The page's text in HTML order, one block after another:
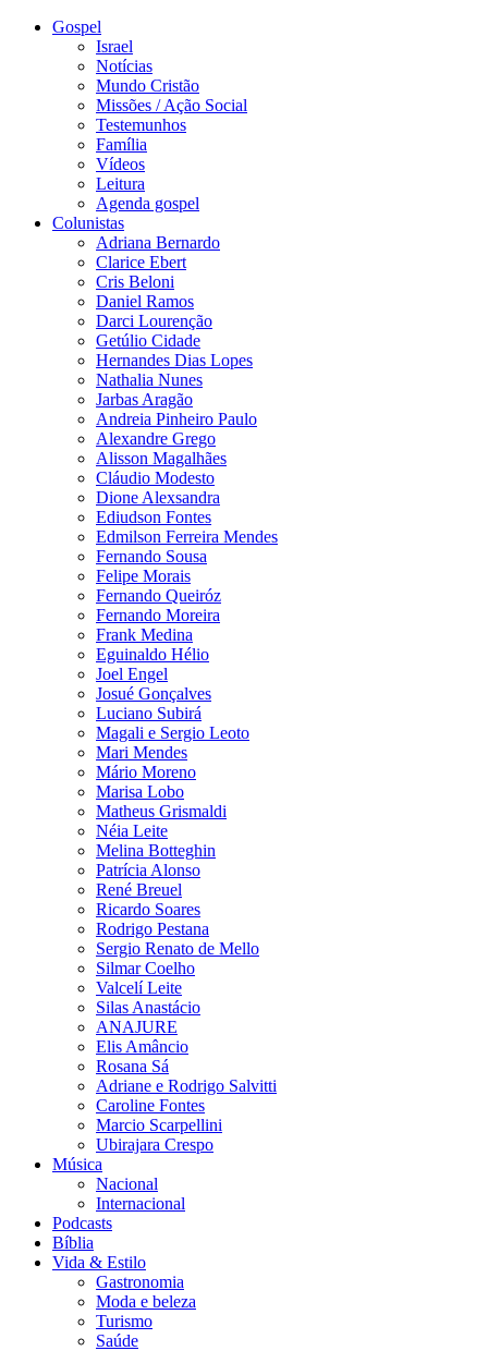
Gospel
Israel
Notícias
Mundo Cristão
Missões / Ação Social
Testemunhos
Família
Vídeos
Leitura
Agenda gospel
Colunistas
Adriana Bernardo
Clarice Ebert
Cris Beloni
Daniel Ramos
Darci Lourenção
Getúlio Cidade
Hernandes Dias Lopes
Nathalia Nunes
Jarbas Aragão
Andreia Pinheiro Paulo
Alexandre Grego
Alisson Magalhães
Cláudio Modesto
Dione Alexsandra
Ediudson Fontes
Edmilson Ferreira Mendes
Fernando Sousa
Felipe Morais
Fernando Queiróz
Fernando Moreira
Frank Medina
Eguinaldo Hélio
Joel Engel
Josué Gonçalves
Luciano Subirá
Magali e Sergio Leoto
Mari Mendes
Mário Moreno
Marisa Lobo
Matheus Grismaldi
Néia Leite
Melina Botteghin
Patrícia Alonso
René Breuel
Ricardo Soares
Rodrigo Pestana
Sergio Renato de Mello
Silmar Coelho
Valcelí Leite
Silas Anastácio
ANAJURE
Elis Amâncio
Rosana Sá
Adriane e Rodrigo Salvitti
Caroline Fontes
Marcio Scarpellini
Ubirajara Crespo
Música
Nacional
Internacional
Podcasts
Bíblia
Vida & Estilo
Gastronomia
Moda e beleza
Turismo
Saúde